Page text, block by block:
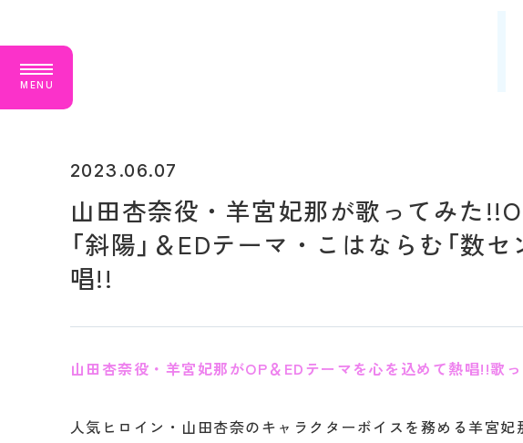
M EN U
2023.06.07
山田杏奈役・羊宮妃那が歌ってみた
「斜陽」＆EDテーマ・こはならむ「数
唱!!
山田杏奈役・羊宮妃那がOP＆EDテーマを心を込めて熱唱!!歌
人気ヒロイン・山田杏奈のキャラクターボイスを務める羊宮